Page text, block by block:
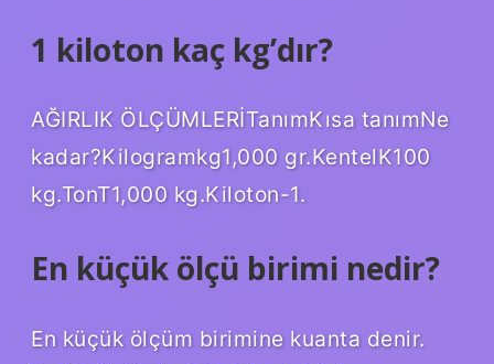
1 kiloton kaç kg’dır?
AĞIRLIK ÖLÇÜMLERİTanımKısa tanımNe
kadar?Kilogramkg1,000 gr.KentelK100
kg.TonT1,000 kg.Kiloton-1.
En küçük ölçü birimi nedir?
En küçük ölçüm birimine kuanta denir.